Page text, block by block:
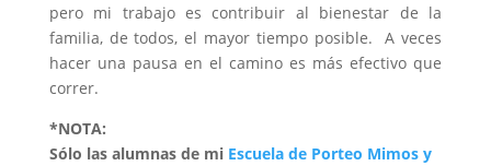
pero mi trabajo es contribuir al bienestar de la
familia, de todos, el mayor tiempo posible. A veces
hacer una pausa en el camino es más efectivo que
correr.
*NOTA:
Sólo las alumnas de mi Escuela de Porteo Mimos y